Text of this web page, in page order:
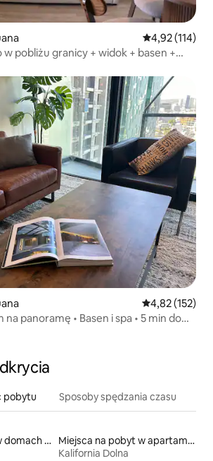
Średnia
4,92 (114)
pobliżu granicy + widok + basen +
Średnia
4,82 (152)
panoramę • Basen i spa • 5 min do
pobytu Sposoby spędzania czasu
Miejsca na pobyt w domach wakacyjnych
Miejsca na pobyt w apartamentach z obsługą
Kalifornia Dolna